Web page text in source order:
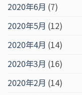
2020年6月 (7)
2020年5月 (12)
2020年4月 (14)
2020年3月 (16)
2020年2月 (14)